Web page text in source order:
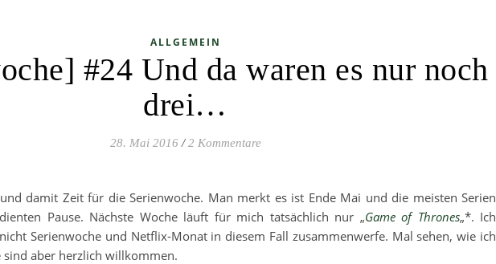
ALLGEMEIN
#24 Und da waren es nur noch
drei…
28. Mai 2016 / 2 Kommentare
damit Zeit für die Serienwoche. Man merkt es ist Ende Mai und die meisten Serien
Pause. Nächste Woche läuft für mich tatsächlich nur „Game of Thrones„*. Ich
Serienwoche und Netflix-Monat in diesem Fall zusammenwerfe. Mal sehen, wie ich
sind aber herzlich willkommen.